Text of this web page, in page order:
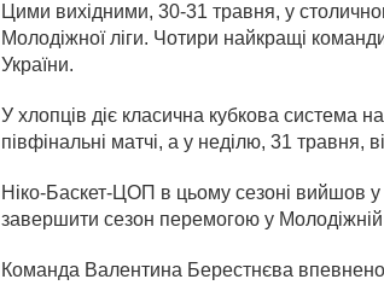
Цими вихідними, 30-31 травня, у
Молодіжної ліги. Чотири найкращі
України.
У хлопців діє класична кубкова система
півфінальні матчі, а у неділю, 31 травня,
Ніко-Баскет-ЦОП в цьому сезоні вийшов у
завершити сезон перемогою у Молодіжній
Команда Валентина Берестнєва